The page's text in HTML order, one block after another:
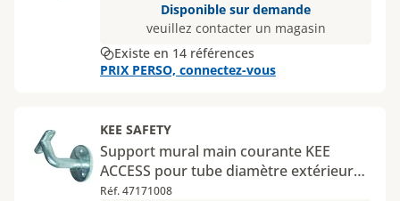
Disponible sur demande
veuillez contacter un magasin
Existe en 14 références
PRIX PERSO, connectez-vous
KEE SAFETY
Support mural main courante KEE
ACCESS pour tube diamètre extérieur
42,4 mm
Réf. 47171008